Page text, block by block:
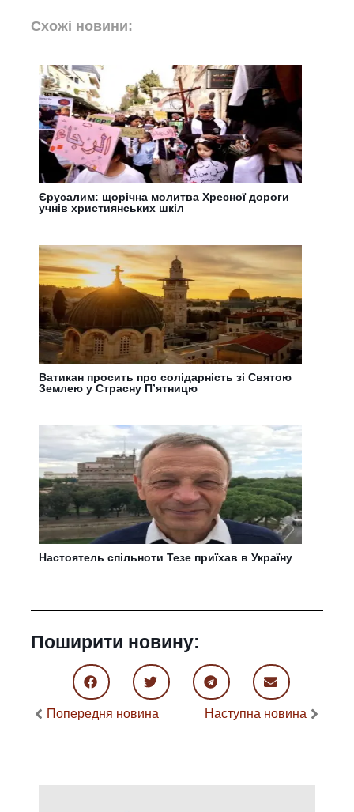
Схожі новини:
Єрусалим: щорічна молитва Хресної дороги
учнів християнських шкіл
Ватикан просить про солідарність зі Святою
Землею у Страсну П’ятницю
Настоятель спільноти Тезе приїхав в Україну
Поширити новину:
Попередня новина Наступна новина